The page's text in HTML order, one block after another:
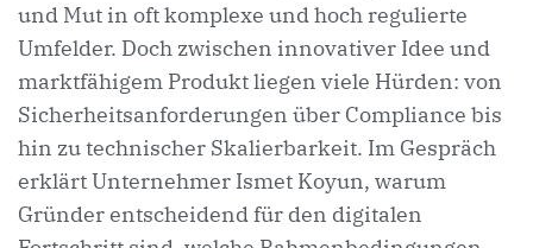
und Mut in oft komplexe und hoch regulierte
Umfelder. Doch zwischen innovativer Idee und
marktfähigem Produkt liegen viele Hürden: von
Sicherheitsanforderungen über Compliance bis
hin zu technischer Skalierbarkeit. Im Gespräch
erklärt Unternehmer Ismet Koyun, warum
Gründer entscheidend für den digitalen